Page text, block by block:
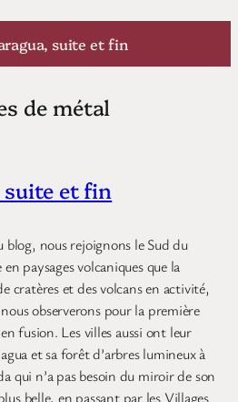
suite et fin
de métal
suite et fin
blog, nous rejoignons le Sud du
paysages volcaniques que la
cratères et des volcans en activité,
observerons pour la première
fusion. Les villes aussi ont leur
et sa forêt d’arbres lumineux à
qui n’a pas besoin du miroir de son
belle, en passant par les Villages